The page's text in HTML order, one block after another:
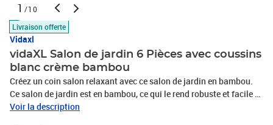
1 /10
Livraison offerte
Vidaxl
vidaXL Salon de jardin 6 Pièces avec coussins
blanc crème bambou
Créez un coin salon relaxant avec ce salon de jardin en bambou.
Ce salon de jardin est en bambou, ce qui le rend robuste et facile à
nettoyer. Les coussins bien rembourrés ajoutent un confort
Voir la description